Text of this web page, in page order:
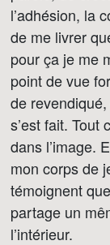
l’adhésion, la
de me livrer
pour ça je me
point de vue
de revendiqué,
s’est fait. Tout
dans l’image.
mon corps de
témoignent
partage un
l’intérieur.